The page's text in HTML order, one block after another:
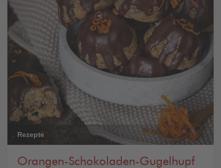
Rezepte
Orangen-Schokoladen-Gugelhupf